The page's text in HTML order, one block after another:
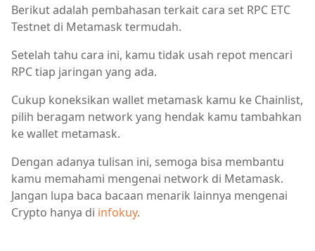
Berikut adalah pembahasan terkait cara set RPC ETC
Testnet di Metamask termudah.
Setelah tahu cara ini, kamu tidak usah repot mencari
RPC tiap jaringan yang ada.
Cukup koneksikan wallet metamask kamu ke Chainlist,
pilih beragam network yang hendak kamu tambahkan
ke wallet metamask.
Dengan adanya tulisan ini, semoga bisa membantu
kamu memahami mengenai network di Metamask.
Jangan lupa baca bacaan menarik lainnya mengenai
Crypto hanya di infokuy.